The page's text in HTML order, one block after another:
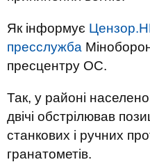
Як інформує
пресслужба
пресцентру ОС.
Так, у районі
двічі обстрілював
станкових і ручних
гранатометів.